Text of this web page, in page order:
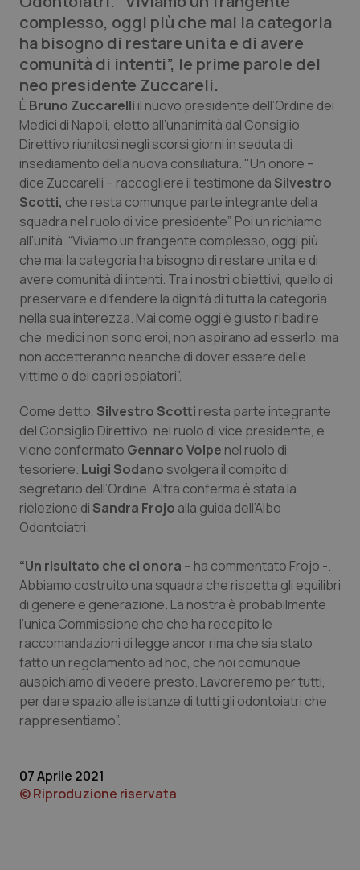
Professionisti Sanitari.AI
Abruzzo
Basilicata
Calabria
Campania
Emilia-Romagna
Friuli Venezia Giulia
Lazio
Liguria
Lombardia
Marche
Molise
Piemonte
Provincia Autonoma di Bolzano
Provincia Autonoma di Trento
Puglia
Sardegna
Toscana
QS Pro Gold
Artrite & artrosi
Asma & BPCO
Car-T
Colesterolo & coronaropatie
Dermatite Atopica
Diabete & glucometri
Disturbi dell’umore
Dolore
Donna & Salute
Epatiti
HIV
Infezioni & Febbre
Ipertensione & Scompenso
Malattie rare
Malattia di Crohn & Rettocolite Ulcerosa
Obesità
QS Club Newsletter
complesso, oggi più che mai la categoria
ha bisogno di restare unita e di avere
comunità di intenti”, le prime parole del
neo presidente Zuccareli.
È Bruno Zuccarelli il nuovo presidente dell’Ordine dei
Medici di Napoli, eletto all’unanimità dal Consiglio
Direttivo riunitosi negli scorsi giorni in seduta di
insediamento della nuova consiliatura. "Un onore –
dice Zuccarelli – raccogliere il testimone da Silvestro
Scotti, che resta comunque parte integrante della
squadra nel ruolo di vice presidente”. Poi un richiamo
all’unità. “Viviamo un frangente complesso, oggi più
che mai la categoria ha bisogno di restare unita e di
avere comunità di intenti. Tra i nostri obiettivi, quello di
preservare e difendere la dignità di tutta la categoria
nella sua interezza. Mai come oggi è giusto ribadire
che medici non sono eroi, non aspirano ad esserlo, ma
non accetteranno neanche di dover essere delle
vittime o dei capri espiatori”.
Come detto, Silvestro Scotti resta parte integrante
del Consiglio Direttivo, nel ruolo di vice presidente, e
viene confermato Gennaro Volpe nel ruolo di
tesoriere. Luigi Sodano svolgerà il compito di
segretario dell’Ordine. Altra conferma è stata la
rielezione di Sandra Frojo alla guida dell’Albo
Odontoiatri.
“Un risultato che ci onora – ha commentato Frojo -.
Abbiamo costruito una squadra che rispetta gli equilibri
di genere e generazione. La nostra è probabilmente
l’unica Commissione che che ha recepito le
raccomandazioni di legge ancor rima che sia stato
fatto un regolamento ad hoc, che noi comunque
auspichiamo di vedere presto. Lavoreremo per tutti,
per dare spazio alle istanze di tutti gli odontoiatri che
rappresentiamo”.
07 Aprile 2021
© Riproduzione riservata